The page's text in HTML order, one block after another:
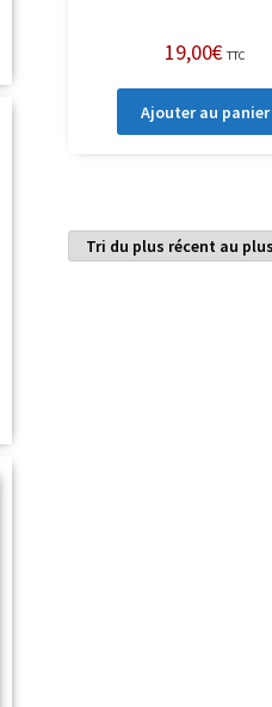
19,00€ TTC
Ajouter au panier